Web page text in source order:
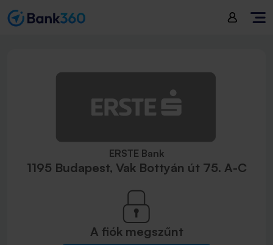
ERSTE Bank
1195 Budapest, Vak Bottyán út 75. A-C
A fiók megszűnt